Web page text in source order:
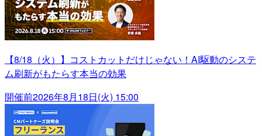
【8/18（火）】コストカットだけじゃない！AI駆動のシステ
ム刷新がもたらす本当の効果
開催前2026年8月18日(火) 15:00